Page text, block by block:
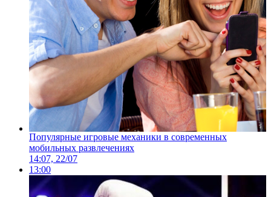
Популярные игровые механики в современных
мобильных развлечениях
14:07, 22/07
13:00